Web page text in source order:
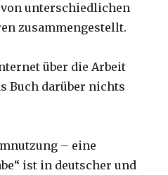
unterschiedlichen
zusammengestellt.
über die Arbeit
Buch darüber nichts
– eine
ist in deutscher und